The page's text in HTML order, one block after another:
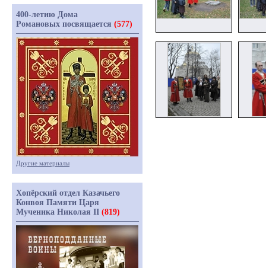
400-летию Дома
Романовых посвящается (577)
Другие материалы
Хопёрский отдел Казачьего
Конвоя Памяти Царя
Мученика Николая II (819)